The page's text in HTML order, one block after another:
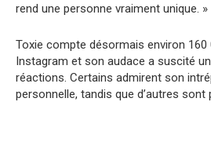
rend une personne vraiment unique. »
Toxie compte désormais environ 160
Instagram et son audace a suscité
réactions. Certains admirent son
personnelle, tandis que d’autres sont